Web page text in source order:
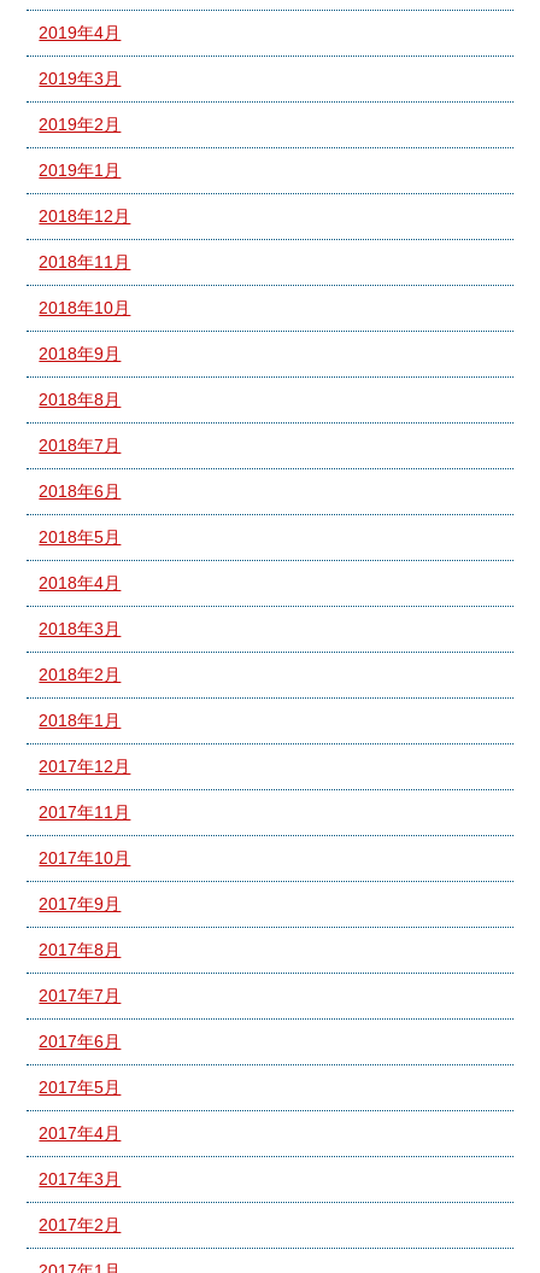
2019年4月
2019年3月
2019年2月
2019年1月
2018年12月
2018年11月
2018年10月
2018年9月
2018年8月
2018年7月
2018年6月
2018年5月
2018年4月
2018年3月
2018年2月
2018年1月
2017年12月
2017年11月
2017年10月
2017年9月
2017年8月
2017年7月
2017年6月
2017年5月
2017年4月
2017年3月
2017年2月